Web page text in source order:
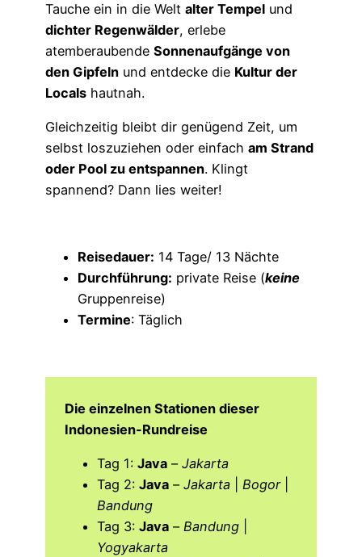
Tauche ein in die Welt alter Tempel und
dichter Regenwälder, erlebe
atemberaubende Sonnenaufgänge von
den Gipfeln und entdecke die Kultur der
Locals hautnah.
Gleichzeitig bleibt dir genügend Zeit, um
selbst loszuziehen oder einfach am Strand
oder Pool zu entspannen. Klingt
spannend? Dann lies weiter!
Reisedauer: 14 Tage/ 13 Nächte
Durchführung: private Reise (keine
Gruppenreise)
Termine: Täglich
Die einzelnen Stationen dieser
Indonesien-Rundreise
Tag 1: Java – Jakarta
Tag 2: Java – Jakarta Bogor|
Bandung
Tag 3: Java – Bandung
Yogyakarta